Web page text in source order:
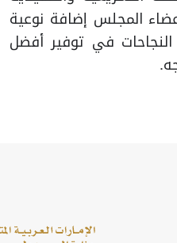
المجلس إضافة نوعية
في توفير أفضل